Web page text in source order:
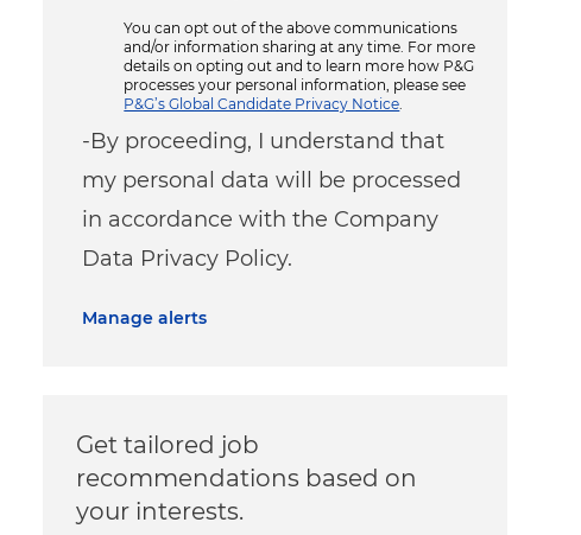
You can opt out of the above communications
and/or information sharing at any time. For more
details on opting out and to learn more how P&G
processes your personal information, please see
P&G’s Global Candidate Privacy Notice
-By proceeding, I understand that
my personal data will be processed
in accordance with the Company
Data Privacy Policy.
Manage alerts
Get tailored job
recommendations based on
your interests.